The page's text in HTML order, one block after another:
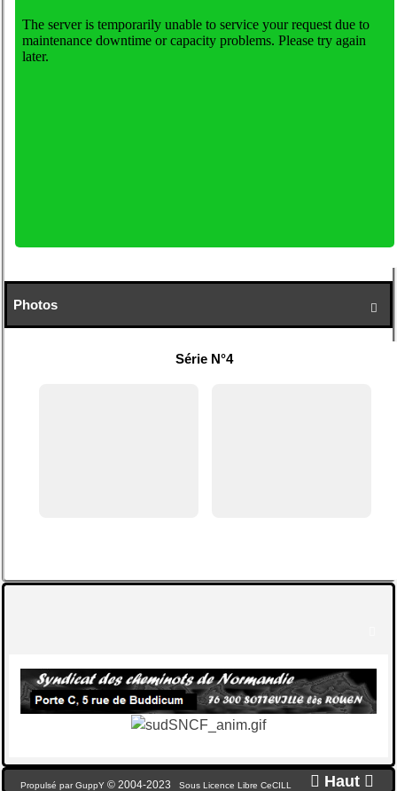

Photos
Série N°4
 Haut 
Propulsé par GuppY © 2004-2023 Sous Licence Libre CeCILL